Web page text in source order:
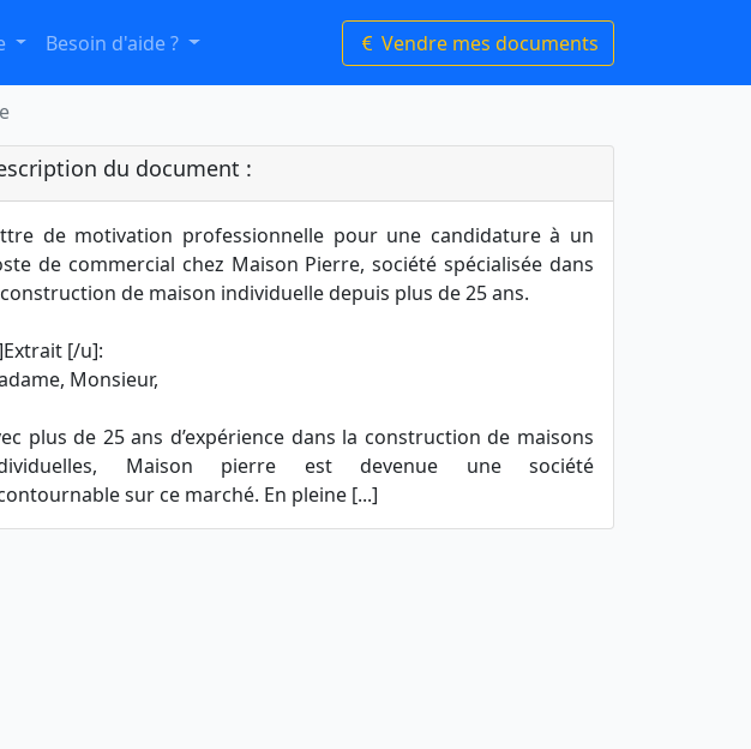
Besoin d'aide ? Vendre mes documents
du document :
de motivation professionnelle pour une candidature à un
de commercial chez Maison Pierre, société spécialisée dans
de maison individuelle depuis plus de 25 ans.
[/u]:
Monsieur,
plus de 25 ans d’expérience dans la construction de maisons
Maison pierre est devenue une société
sur ce marché. En pleine [...]